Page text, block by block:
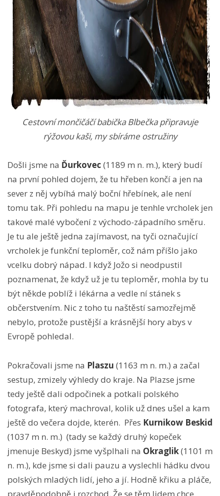
Cestovní mončičáčí babička Blbečka připravuje
rýžovou kaši, my sbíráme ostružiny
Došli jsme na Ďurkovec (1189 m n. m.), který budí
na první pohled dojem, že tu hřeben končí a jen na
sever z něj vybíhá malý boční hřebínek, ale není
tomu tak. Při pohledu na mapu je tenhle vrcholek jen
takové malé vybočení z východo-západního směru.
Je tu ale ještě jedna zajímavost, na tyči označující
vrcholek je funkční teploměr, což nám příšlo jako
vcelku dobrý nápad. I když Jožo si neodpustil
poznamenat, že když už je tu teploměr, mohla by tu
být někde poblíž i lékárna a vedle ní stánek s
občerstvením. Nic z toho tu naštěstí samozřejmě
nebylo, protože pustější a krásnější hory abys v
Evropě pohledal.
Pokračovali jsme na Plaszu (1163 m n. m.) a začal
sestup, zmizely výhledy do kraje. Na Plazse jsme
tedy ještě dali odpočinek a potkali polského
fotografa, který machroval, kolik už dnes ušel a kam
ještě do večera dojde, kterén. Přes Kurnikow Beskid
(1037 m n. m.) (tady se každý druhý kopeček
jmenuje Beskyd) jsme vyšplhali na Okraglik(1101 m
n. m.), kde jsme si dali pauzu a vyslechli hádku dvou
polských mladých lidí, jeho a jí. Hodně křiku a pláče,